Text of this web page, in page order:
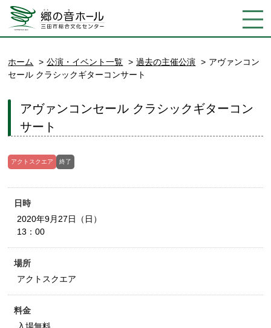
ホーム 公演・イベント一覧 過去の主催公演
アヴァンコン
セール クラシックギターコンサート
アヴァンコンセール クラシックギターコン
サート
アクトスクエア 終了
日時
2020年9月27日（日）
13：00
場所
アクトスクエア
料金